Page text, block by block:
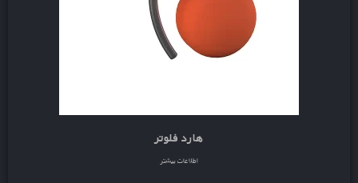
هارد فلوتر
اطلاعات بیشتر